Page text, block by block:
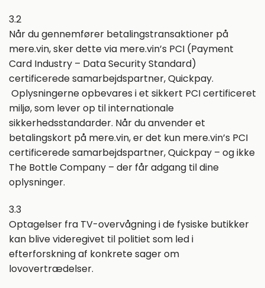
3.2
Når du gennemfører betalingstransaktioner på
mere.vin, sker dette via mere.vin’s PCI (Payment
Card Industry – Data Security Standard)
certificerede samarbejdspartner, Quickpay.
Oplysningerne opbevares i et sikkert PCI certificeret
miljø, som lever op til internationale
sikkerhedsstandarder. Når du anvender et
betalingskort på mere.vin, er det kun mere.vin’s PCI
certificerede samarbejdspartner, Quickpay – og ikke
The Bottle Company – der får adgang til dine
oplysninger.
3.3
Optagelser fra TV-overvågning i de fysiske butikker
kan blive videregivet til politiet som led i
efterforskning af konkrete sager om
lovovertrædelser.